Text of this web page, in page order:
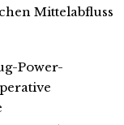
Mittelabfluss
Power-